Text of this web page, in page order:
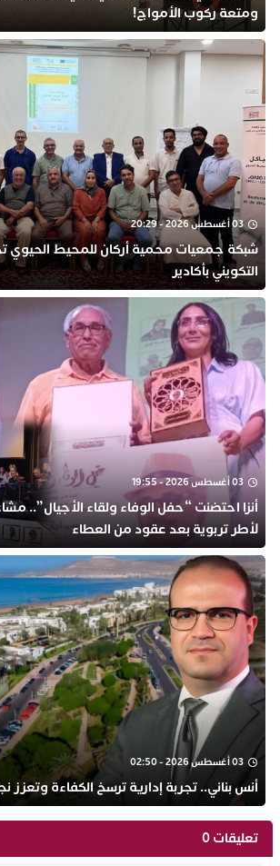
ومتعة ركوب الأمواج!
03 أغسطس 2026 - 20:29
شبكة جمعيات محمية أركان للمحيط الحيوي
التكويني بأكادير
03 أغسطس 2026 - 19:55
أنزا احتضنت “حفل الوفاء ولقاء الأجيال”..
لأطر تربوية بعد عقود من العطاء
03 أغسطس 2026 - 02:50
أنس بناني.. تجربة إدارية ترسخ الكفاءة وتعزز
تعليقات 0